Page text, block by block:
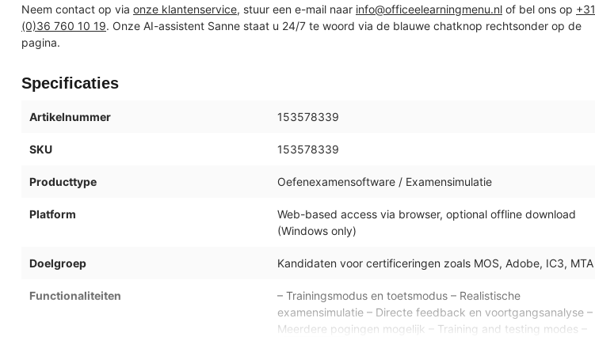
Neem contact op via onze klantenservice, stuur een e-mail naar info@officeelearningmenu.nl of bel ons op +31
(0)36 760 10 19. Onze AI-assistent Sanne staat u 24/7 te woord via de blauwe chatknop rechtsonder op de
pagina.
Specificaties
Artikelnummer 153578339
SKU 153578339
Producttype Oefenexamensoftware / Examensimulatie
Platform
Web-based access via browser, optional offline download
(Windows only)
Doelgroep Kandidaten voor certificeringen zoals MOS, Adobe, IC3, MTA
Functionaliteiten
– Trainingsmodus en toetsmodus – Realistische
examensimulatie – Directe feedback en voortgangsanalyse –
Meerdere pogingen mogelijk – Training and testing modes –